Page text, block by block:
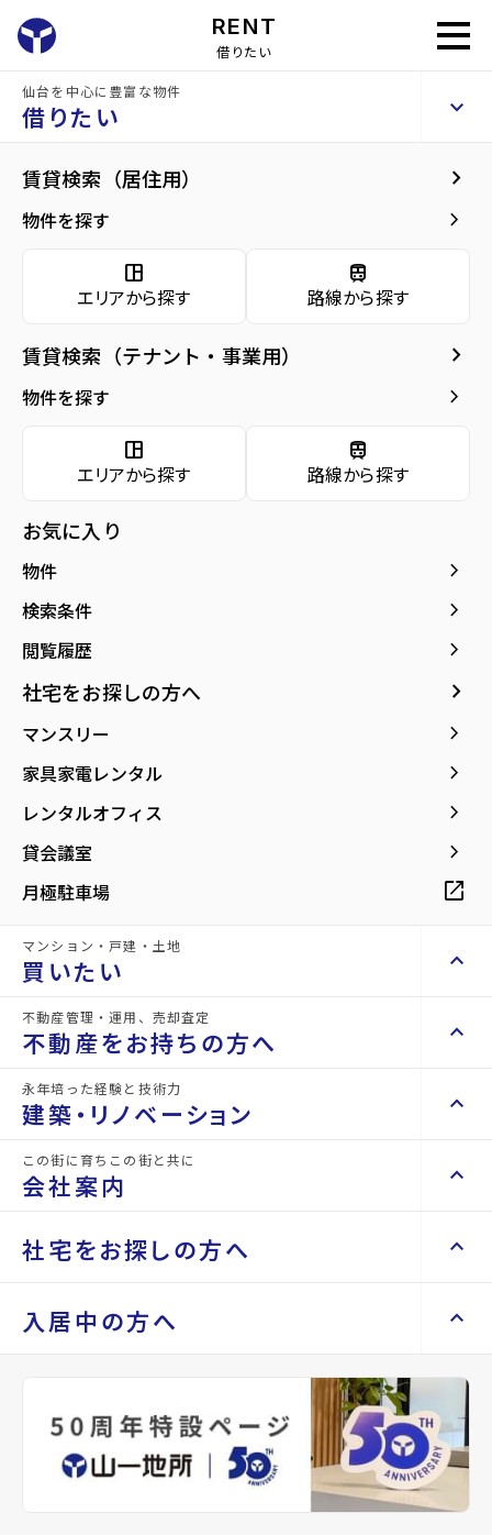
RENT
借りたい
仙台を中心に豊富な物件
借りたい keyboard_arrow_up
賃貸検索（居住用） keyboard_arrow_right
物件を探す keyboard_arrow_right
space_dashboard
エリアから探す
train
路線から探す
賃貸検索（テナント・事業用） keyboard_arrow_right
物件を探す keyboard_arrow_right
space_dashboard
エリアから探す
train
路線から探す
お気に入り
物件 keyboard_arrow_right
検索条件 keyboard_arrow_right
閲覧履歴 keyboard_arrow_right
社宅をお探しの方へ keyboard_arrow_right
マンスリー keyboard_arrow_right
家具家電レンタル keyboard_arrow_right
レンタルオフィス keyboard_arrow_right
貸会議室 keyboard_arrow_right
月極駐車場 open_in_new
マンション・戸建・土地
買いたい keyboard_arrow_up
不動産を買いたい方へ keyboard_arrow_right
space_dashboard
エリアから探す
space_dashboard
土地を探す
エリアから探す
train
路線から探す
事業用・投資用を探す keyboard_arrow_right
不動産管理・運用、売却査定
不動産をお持ちの方へ keyboard_arrow_up
不動産をお持ちの方へ keyboard_arrow_right
山一地所の賃貸管理
不動産を貸すまでの流れ
空き家サポートサービス
不動産を売却したい keyboard_arrow_right
相続相談をしたい keyboard_arrow_right
不動産に投資したい keyboard_arrow_right
永年培った経験と技術力
建築・リノベーション keyboard_arrow_up
建築・リノベーション keyboard_arrow_right
Renotta（リノッタ） keyboard_arrow_right
この街に育ちこの街と共に
会社案内 keyboard_arrow_up
会社案内 keyboard_arrow_right
会社概要・沿革 keyboard_arrow_right
keyboard_arrow_right
パーパス keyboard_arrow_right
CM紹介
社宅をお探しの方へ keyboard_arrow_up
社宅をお探しの方へ keyboard_arrow_right
keyboard_arrow_right
レンタルオフィス keyboard_arrow_right
貸会議室 keyboard_arrow_right
open_in_new
入居中の方へ keyboard_arrow_up
keyboard_arrow_right
退去される方へ keyboard_arrow_right
※準備中 住まいのしおり（PDF）
賃貸マンション 将監団地一街区
建物概要
現在募集中の物件arrow_forward
arrow_forward
地図・周辺環境 arrow_forward
将監団地一街区
アクセス
宮城交通バス バス停『将監九丁目』から徒
仙台市地下鉄南北線/八乙女駅 徒歩37分
詳細情報 details
宮城県仙台市泉区将監9丁目
仙台市地下鉄南北線/泉中央駅 徒歩14分